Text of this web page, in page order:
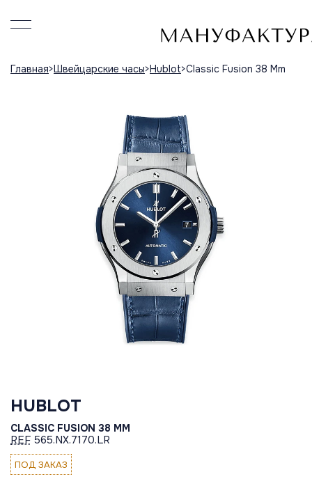
Главная Швейцарские часы Hublot Classic Fusion 38 Mm
HUBLOT
CLASSIC FUSION 38 MM
REF 565.NX.7170.LR
ПОД ЗАКАЗ